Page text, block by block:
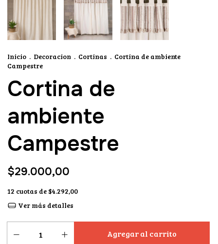
Inicio . Decoracion . Cortinas . Cortina de ambiente
Campestre
Cortina de
ambiente
Campestre
$29.000,00
12 cuotas de $4.292,00
Ver más detalles